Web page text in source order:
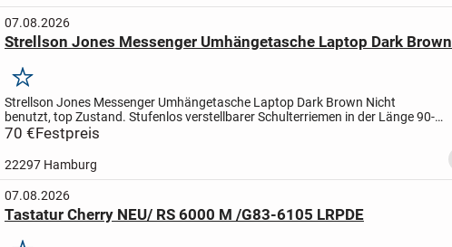
07.08.2026
Strellson Jones Messenger Umhängetasche Laptop Dark Brown
Merken
Strellson Jones Messenger Umhängetasche Laptop Dark Brown Nicht
benutzt, top Zustand. Stufenlos verstellbarer Schulterriemen in der Länge 90-
162 cm aus Ripstop.
70 €Festpreis
22297 Hamburg
07.08.2026
Tastatur Cherry NEU/ RS 6000 M /G83-6105 LRPDE